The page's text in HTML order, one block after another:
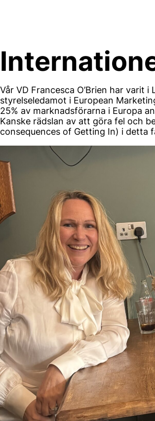
Vår VD Francesca O’Brien har varit
styrelseledamot i European
25% av marknadsförarna i Europa
Kanske rädslan av att göra fel och
consequences of Getting In) i detta